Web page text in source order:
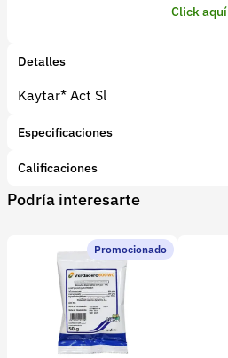
Click aquí
Detalles
Kaytar* Act Sl
Especificaciones
Marca:
Dow
Tipo de producto:Insumo
Subcategoría:Coadyuvantes
Calificaciones
1 Star
2 Star
3 Star4 Star
0 calificaciones
5 Estrellas
Podría interesarte
Promocionado